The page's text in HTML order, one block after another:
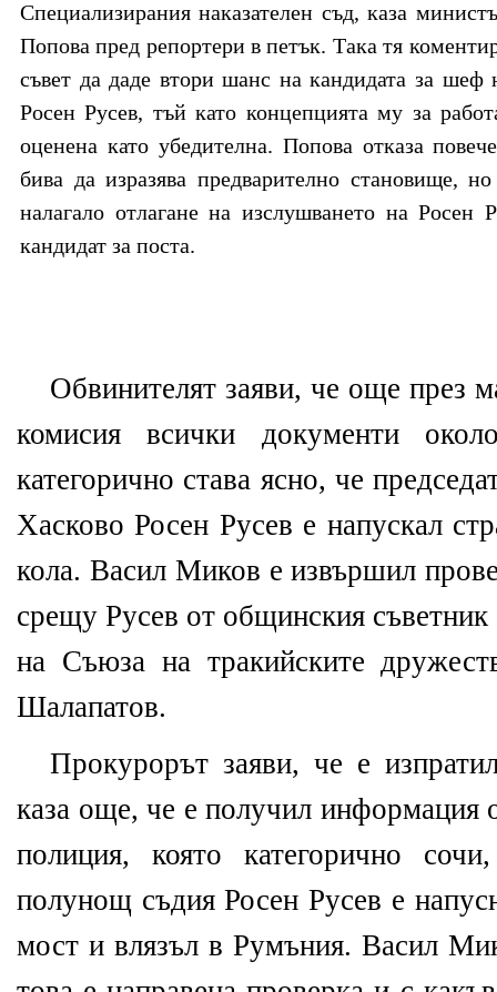
Специализирания наказателен съд, каза
Попова пред репортери в петък. Така тя
съвет да даде втори шанс на кандидата за шеф
Росен Русев, тъй като концепцията му за
оценена като убедителна. Попова отказа
бива да изразява предварително становище,
налагало отлагане на изслушването на Росен
кандидат за поста.
Обвинителят заяви, че още през
комисия всички документи
категорично става ясно, че
Хасково Росен Русев е напускал
кола. Васил Миков е извършил
срещу Русев от общинския съветник
на Съюза на тракийските
Шалапатов.
Прокурорът заяви, че е
каза още, че е получил информация
полиция, която категорично
полунощ съдия Росен Русев е
мост и влязъл в Румъния. Васил